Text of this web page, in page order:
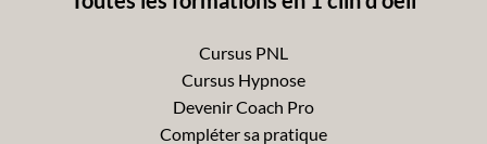
Cursus PNL
Cursus Hypnose
Devenir Coach Pro
Compléter sa pratique